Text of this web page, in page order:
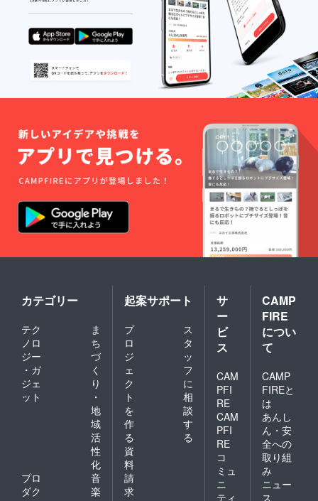
カテゴリー
テク
ノロ
ジー
・ガ
ジェ
ット
ま
ち
づ
く
り
・
地
域
活
性
化
プロ
ダク
音
楽
起案サポート
プ
ロ
ジ
ェ
ク
ト
を
作
る
ス
タ
ッ
フ
に
相
談
す
る
資
料
請
求
サ
ー
ビ
ス
CAM
PFI
RE
CAM
PFI
RE
コ
ミュ
ニ
ティ
CAMP
FIRE
につい
て
CAMP
FIREと
は
あんし
ん・安
全への
取り組
み
ニュー
ス